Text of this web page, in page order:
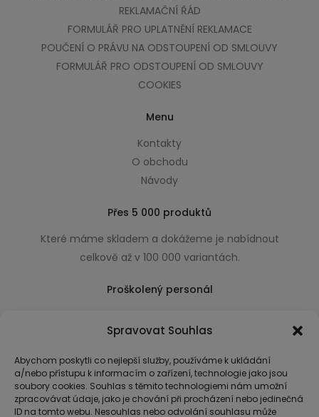
Spravovat Souhlas
Abychom poskytli co nejlepší služby, používáme k ukládání
a/nebo přístupu k informacím o zařízení, technologie jako jsou
soubory cookies. Souhlas s těmito technologiemi nám umožní
zpracovávat údaje, jako je chování při procházení nebo jedinečná
ID na tomto webu. Nesouhlas nebo odvolání souhlasu může
REKLAMAČNÍ ŘÁD
FORMULÁŘ PRO UPLATNĚNÍ REKLAMACE
POUČENÍ O PRÁVU NA ODSTOUPENÍ OD SMLOUVY
FORMULÁŘ PRO ODSTOUPENÍ OD SMLOUVY
COOKIES
Menu
Kontakty
O obchodu
Návody
Přes 5 000 produktů
Které máme skladem a dokážeme je nabídnout
celkově až v 100 000 variantách.
Proškolený personál
usnadňující nákup.